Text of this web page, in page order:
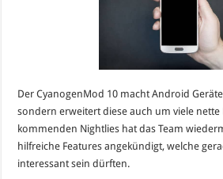
Der CyanogenMod 10 macht Android
sondern erweitert diese auch um viele nette
kommenden Nightlies hat das Team
hilfreiche Features angekündigt, welche
interessant sein dürften.